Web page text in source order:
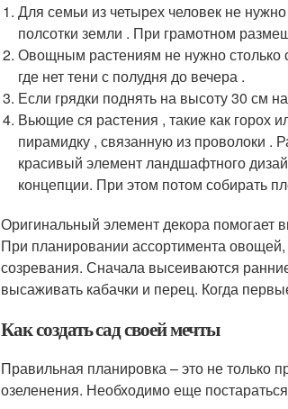
Для семьи из четырех человек не
полсотки земли . При грамотном
Овощным растениям не нужно столько
где нет тени с полудня до вечера .
Если грядки поднять на высоту 30 см
Вьющие ся растения , такие как горох
пирамидку , связанную из проволоки .
красивый элемент ландшафтного
концепции. При этом потом собирать
Оригинальный элемент декора помогает
При планировании ассортимента овощей,
созревания. Сначала высеиваются
высаживать кабачки и перец. Когда
Как создать сад своей мечты
Правильная планировка – это не только
озеленения. Необходимо еще